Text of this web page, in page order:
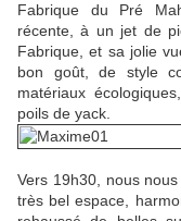
Fabrique du Pré
récente, à un jet de
Fabrique, et sa jolie
bon goût, de style
matériaux
poils de yack.
Vers 19h30, nous
très bel espace,